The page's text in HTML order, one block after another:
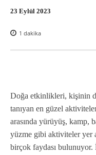
23 Eylül 2023
1 dakika
Doğa etkinlikleri, kişinin
tanıyan en güzel
arasında yürüyüş, kamp,
yüzme gibi aktiviteler yer
birçok faydası bulunuyor.